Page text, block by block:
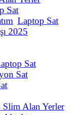
Sat
Laptop Sat
2025
Sat
Sat
Slim Alan Yerler